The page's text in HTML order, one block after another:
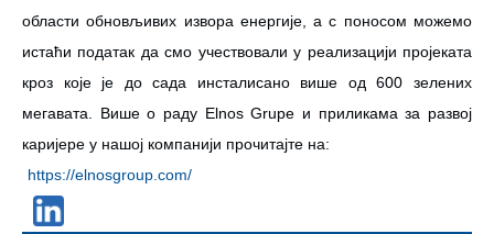
области обновљивих извора енергије, а с поносом можемо
истаћи податак да смо учествовали у реализацији пројеката
кроз које је до сада инсталисано више од 600 зелених
мегавата. Више о раду Еlnos Grupe и приликама за развој
каријере у нашој компанији прочитајте на:
https://elnosgroup.com/